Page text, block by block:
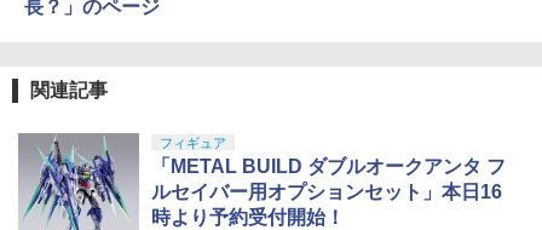
長？」のページ
関連記事
フィギュア
「METAL BUILD ダブルオークアンタ フ
ルセイバー用オプションセット」本日16
時より予約受付開始！